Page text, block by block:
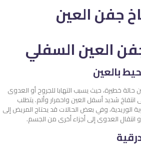
جفن العين
بالعين
حالة خطيرة، حيث يسبب التهابا للجروح أو العدوى
انتفاخ شديد أسفل العين واحمرار وألم. يتطلب
الوريدية، وفي بعض الحالات قد يحتاج المريض إلى
انتقال العدوى إلى أجزاء أخرى من الجسم.